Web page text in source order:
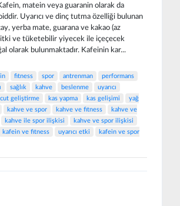
matein veya guaranin olarak da
Uyarıcı ve dinç tutma özelliği bulunan
yerba mate, guarana ve kakao (az
ve tüketebilir yiyecek ile içeçecek
olarak bulunmaktadır. Kafeinin kar...
fitness spor antrenman
performans
sağlık kahve beslenme
uyarıcı
geliştirme kas yapma kas gelişimi
yağ
kahve ve spor kahve ve fitness
kahve ve
kahve ile spor ilişkisi
kahve ve spor ilişkisi
kafein ve fitness uyarıcı etki
kafein ve spor